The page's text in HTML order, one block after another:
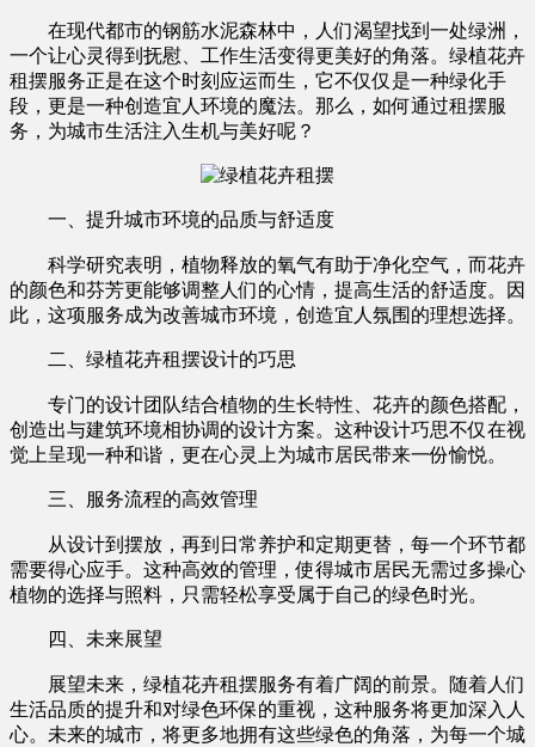
在现代都市的钢筋水泥森林中，人们渴望找到一处绿洲，
一个让心灵得到抚慰、工作生活变得更美好的角落。绿植花卉
租摆服务正是在这个时刻应运而生，它不仅仅是一种绿化手
段，更是一种创造宜人环境的魔法。那么，如何通过租摆服
务，为城市生活注入生机与美好呢？
一、提升城市环境的品质与舒适度
科学研究表明，植物释放的氧气有助于净化空气，而花卉
的颜色和芬芳更能够调整人们的心情，提高生活的舒适度。因
此，这项服务成为改善城市环境，创造宜人氛围的理想选择。
二、绿植花卉租摆设计的巧思
专门的设计团队结合植物的生长特性、花卉的颜色搭配，
创造出与建筑环境相协调的设计方案。这种设计巧思不仅在视
觉上呈现一种和谐，更在心灵上为城市居民带来一份愉悦。
三、服务流程的高效管理
从设计到摆放，再到日常养护和定期更替，每一个环节都
需要得心应手。这种高效的管理，使得城市居民无需过多操心
植物的选择与照料，只需轻松享受属于自己的绿色时光。
四、未来展望
展望未来，绿植花卉租摆服务有着广阔的前景。随着人们
生活品质的提升和对绿色环保的重视，这种服务将更加深入人
心。未来的城市，将更多地拥有这些绿色的角落，为每一个城